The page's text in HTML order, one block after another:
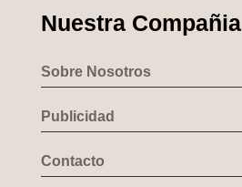
Nuestra Compañia
Sobre Nosotros
Publicidad
Contacto